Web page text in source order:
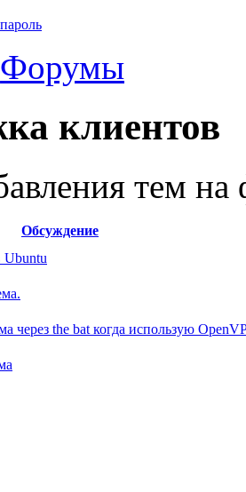
Форумы
клиентов
тем
Обсуждение
Ubuntu
через the bat когда использую